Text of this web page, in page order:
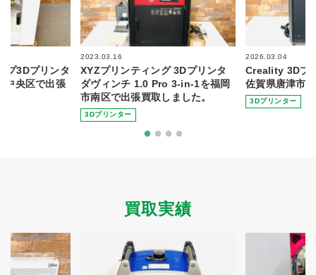
プ3Dプリンタ
中央区で出張
2023.03.16
XYZプリンティング 3Dプリンタ
ダヴィンチ 1.0 Pro 3-in-1を福岡
市南区で出張買取しました。
3Dプリンター
2026.03.04
Creality 3Dプ
佐賀県唐津市
3Dプリンター
買取実績